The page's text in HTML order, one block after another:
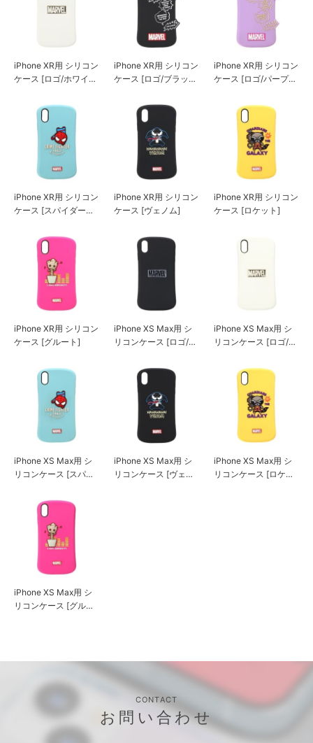
iPhone XR用 シリコン
ケース [ロゴ/ホワイト
iPhone XR用 シリコン
ケース [ロゴ/ブラッ
iPhone XR用 シリコン
ケース [ロゴ/パープ
iPhone XR用 シリコン
ケース [スパイダーマ
iPhone XR用 シリコン
ケース [ヴェノム]
iPhone XR用 シリコン
ケース [ロケット]
iPhone XR用 シリコン
ケース [グルート]
iPhone XS Max用 シ
リコンケース [ロゴ/ブ
iPhone XS Max用 シ
リコンケース [ロゴ/ホ
iPhone XS Max用 シ
リコンケース [スパイ
iPhone XS Max用 シ
リコンケース [ヴェノ
iPhone XS Max用 シ
リコンケース [ロケッ
iPhone XS Max用 シ
リコンケース [グルー
CONTACT
お問い合わせ